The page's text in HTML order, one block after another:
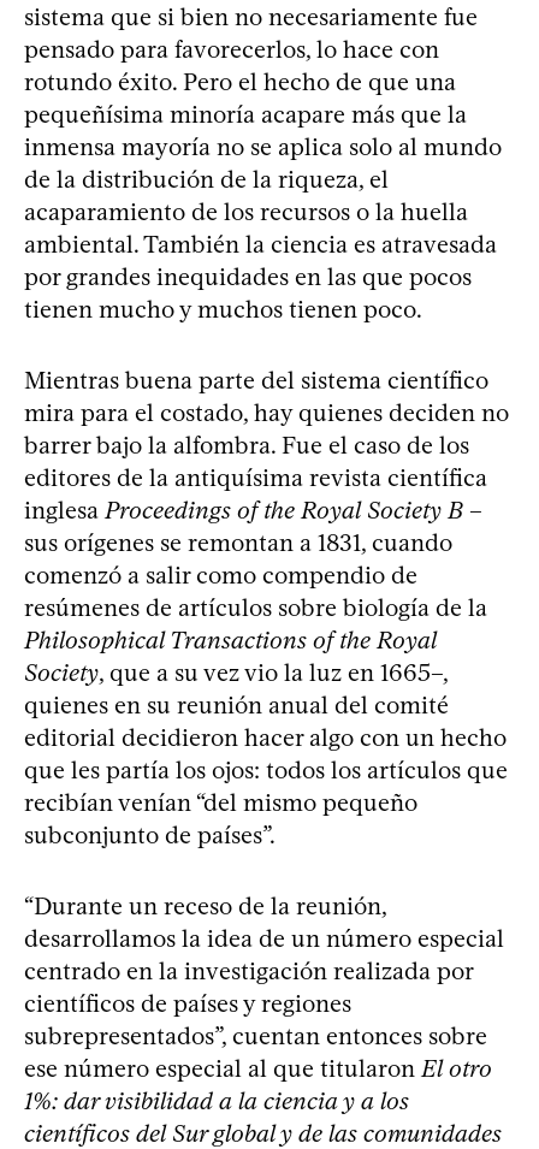
sistema que si bien no necesariamente fue
pensado para favorecerlos, lo hace con
rotundo éxito. Pero el hecho de que una
pequeñísima minoría acapare más que la
inmensa mayoría no se aplica solo al mundo
de la distribución de la riqueza, el
acaparamiento de los recursos o la huella
ambiental. También la ciencia es atravesada
por grandes inequidades en las que pocos
tienen mucho y muchos tienen poco.
Mientras buena parte del sistema científico
mira para el costado, hay quienes deciden no
barrer bajo la alfombra. Fue el caso de los
editores de la antiquísima revista científica
inglesa Proceedings of the Royal Society B –
sus orígenes se remontan a 1831, cuando
comenzó a salir como compendio de
resúmenes de artículos sobre biología de la
Philosophical Transactions of the Royal
Society, que a su vez vio la luz en 1665–,
quienes en su reunión anual del comité
editorial decidieron hacer algo con un hecho
que les partía los ojos: todos los artículos que
recibían venían “del mismo pequeño
subconjunto de países”.
“Durante un receso de la reunión,
desarrollamos la idea de un número especial
centrado en la investigación realizada por
científicos de países y regiones
subrepresentados”, cuentan entonces sobre
ese número especial al que titularon El otro
1%: dar visibilidad a la ciencia y a los
científicos del Sur global y de las comunidades